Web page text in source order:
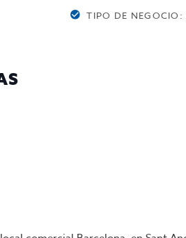
TIPO DE NEGOCIO: